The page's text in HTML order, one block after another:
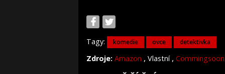
Tagy: komedie ovce detektivka
Zdroje: Amazon , Vlastní,